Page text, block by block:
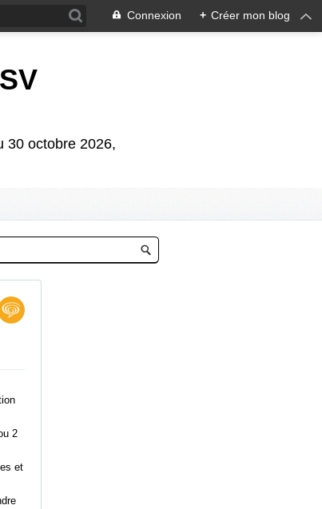
Connexion + Créer mon blog
30 octobre 2026,
2
et